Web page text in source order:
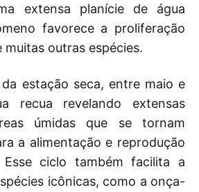
extensa planície de água
favorece a proliferação
muitas outras espécies.
estação seca, entre maio e
recua revelando extensas
úmidas que se tornam
a alimentação e reprodução
ciclo também facilita a
icônicas, como a onça-